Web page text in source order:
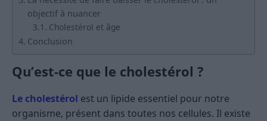
objectif à nuancer
Cholestérol et âge
Conclusion
Qu’est-ce que le cholestérol ?
Le cholestérol est un lipide essentiel pour notre
organisme, présent dans toutes nos cellules. Il existe